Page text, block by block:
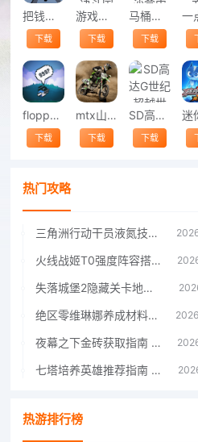
把钱递给我游戏(pass the money)
下载
游戏王大师决斗国际服
下载
马桶人太空沙盒中文版
下载
floppy birb游戏
下载
mtx山地自行车官方版
下载
SD高达G世纪超越世界
下载
热门攻略
三角洲行动干员液氮技能效果详解 三角洲行动干员液氮技能介绍
火线战姬T0强度阵容搭配推荐 火线战姬T0强度阵容哪个好
失落城堡2隐藏关卡地图解锁指南
绝区零维琳娜养成材料汇总指南
夜幕之下金砖获取指南 夜幕之下金砖获取方法
七塔培养英雄推荐指南 七塔培养哪个英雄好
热游排行榜